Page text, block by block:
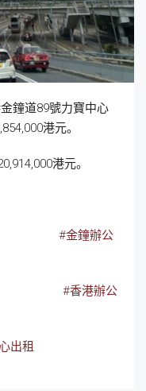
鐘道89號力寶中心
港元。
港元。
#金鐘辦公
#香港辦公
出租